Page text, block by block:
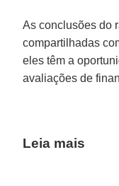
As conclusões do
compartilhadas
eles têm a
avaliações de
Leia mais